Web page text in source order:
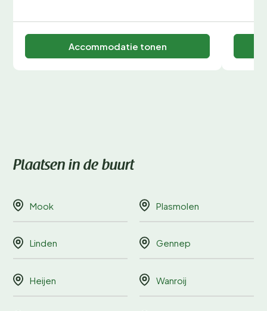
Accommodatie tonen
Plaatsen in de buurt
Mook Plasmolen
Linden Gennep
Heijen Wanroij